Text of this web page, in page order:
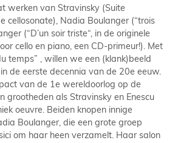
werken van Stravinsky (Suite
cellosonate), Nadia Boulanger (“trois
(“D’un soir triste“, in de originele
cello en piano, een CD-primeur!). Met
temps” , willen we een (klank)beeld
de eerste decennia van de 20e eeuw.
van de 1e wereldoorlog op de
grootheden als Stravinsky en Enescu
oeuvre. Beiden knopen innige
Boulanger, die een grote groep
om haar heen verzamelt. Haar salon